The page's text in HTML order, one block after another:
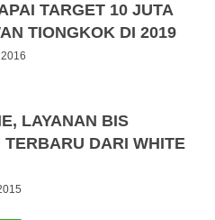
TARGET 10 JUTA
TIONGKOK DI 2019
LAYANAN BIS
TERBARU DARI WHITE